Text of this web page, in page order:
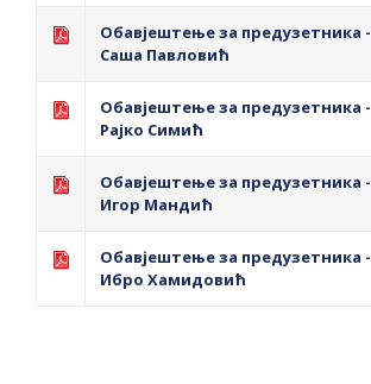
Обавјештење за предузетника -
Саша Павловић
Обавјештење за предузетника -
Рајко Симић
Обавјештење за предузетника -
Игор Мандић
Обавјештење за предузетника -
Ибро Хамидовић